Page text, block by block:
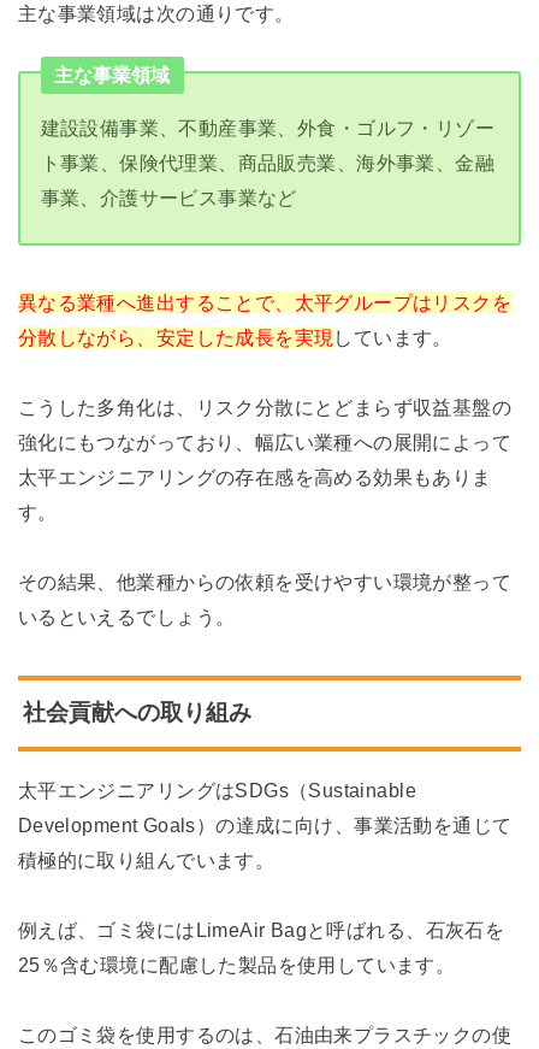
主な事業領域は次の通りです。
主な事業領域
建設設備事業、不動産事業、外食・ゴルフ・リゾー
ト事業、保険代理業、商品販売業、海外事業、金融
事業、介護サービス事業など
異なる業種へ進出することで、太平グループはリスクを
分散しながら、安定した成長を実現 しています。
こうした多角化は、リスク分散にとどまらず収益基盤の
強化にもつながっており、幅広い業種への展開によって
太平エンジニアリングの存在感を高める効果もありま
す。
その結果、他業種からの依頼を受けやすい環境が整って
いるといえるでしょう。
社会貢献への取り組み
太平エンジニアリングはSDGs（Sustainable
Development Goals）の達成に向け、事業活動を通じて
積極的に取り組んでいます。
例えば、ゴミ袋にはLimeAir Bagと呼ばれる、石灰石を
25％含む環境に配慮した製品を使用しています。
このゴミ袋を使用するのは、石油由来プラスチックの使